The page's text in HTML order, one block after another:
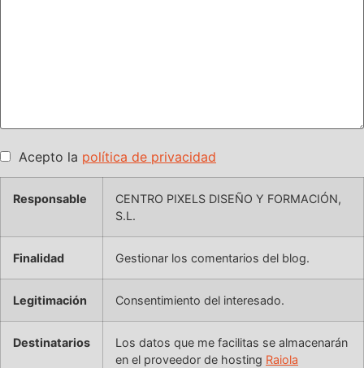
Acepto la política de privacidad
Responsable
CENTRO PIXELS DISEÑO Y FORMACIÓN,
S.L.
Finalidad Gestionar los comentarios del blog.
Legitimación Consentimiento del interesado.
Destinatarios
Los datos que me facilitas se almacenarán
en el proveedor de hosting Raiola